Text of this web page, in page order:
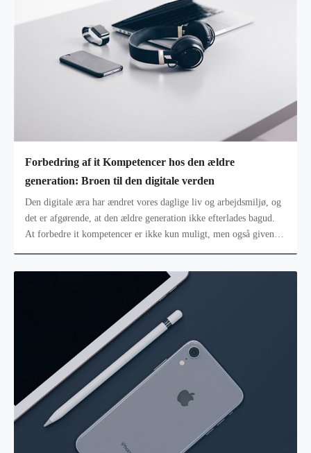
Forbedring af it Kompetencer hos den ældre
generation: Broen til den digitale verden
Den digitale æra har ændret vores daglige liv og arbejdsmiljø, og
det er afgørende, at den ældre generation ikke efterlades bagud.
At forbedre it kompetencer er ikke kun muligt, men også givende